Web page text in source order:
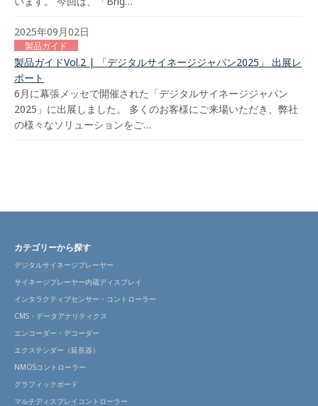
2025年09月02日
製品ガイド
製品ガイドVol.2 | 「デジタルサイネージジャパン2025」 出展レ
ポート
6月に幕張メッセで開催された「デジタルサイネージジャパン
2025」に出展しました。 多くのお客様にご来場いただき、弊社
の様々なソリューションをご…
カテゴリーから探す
デジタルサイネージプレーヤー
サイネージプレーヤー内蔵ディスプレイ
インタラクティブセンサー・コントローラー
CMS・データアナリティクス
エンコーダー・デコーダー
エクステンダー（延長器）
NMOSコントローラー
グラフィックボード
マルチディスプレイコントローラー